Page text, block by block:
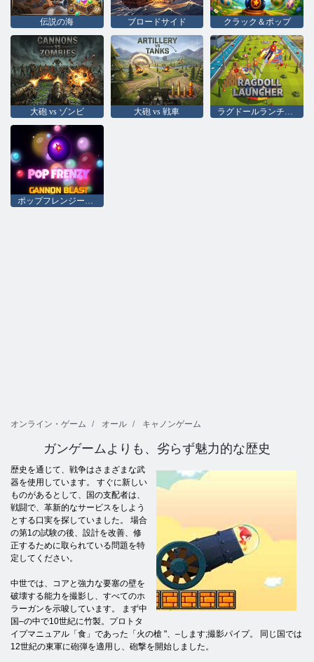
伝説の海 ブロードサイド クラック＆ポップ
大砲 vs ゾンビ 大砲 vs 戦車 ラグドールランチャー
ポップフレンジーキャノンブラスト
オンライン・ゲーム オール キャノンゲーム
ガンゲームよりも、劣らず魅力的な歴史
歴史を通じて、戦争はさまざまな武
器を使用しています。 すぐに新しい
ものがあるとして、国の支配者は、
戦闘で、革新的なサービスをしよう
とする口実を探していました。 場合
の第1の試験の後、設計を改善、修
正するために取られている問題を特
定してください。
中世では、コアと強力な要塞の壁を
破壊する能力を撮影し、すべてのホ
ラーガンを示唆しています。 まず中
国–の中で10世紀に竹製。プロトタ
イプマニュアル「食」であった「火の槍 "、–します;撮影パイプ。 同じ国では
12世紀の東軍に砲弾を適用し、砲撃を開始しました。